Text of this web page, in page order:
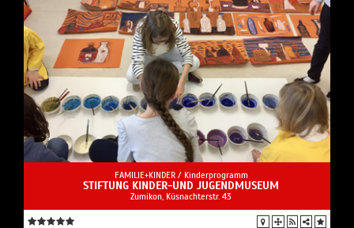
FAMILIE+KINDER / Kinderprogramm
STIFTUNG KINDER-UND JUGENDMUSEUM
Zumikon, Küsnachterstr. 43